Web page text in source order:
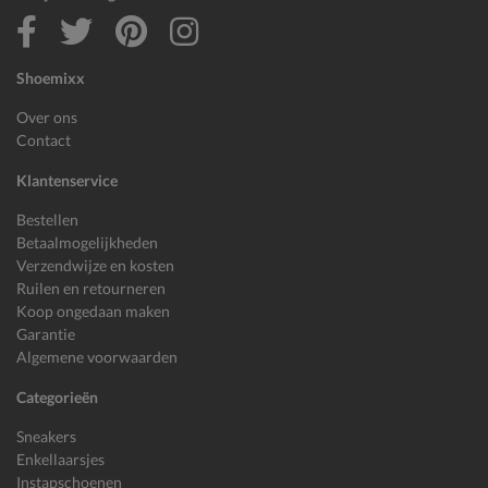
Shoemixx
Over ons
Contact
Klantenservice
Bestellen
Betaalmogelijkheden
Verzendwijze en kosten
Ruilen en retourneren
Koop ongedaan maken
Garantie
Algemene voorwaarden
Categorieën
Sneakers
Enkellaarsjes
Instapschoenen